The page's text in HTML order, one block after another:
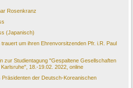
Rosenkranz
(Japanisch)
um ihren Ehrenvorsitzenden Pfr. i.R. Paul
zur Studientagung "Gespaltene Gesellschaften
18.-19.02. 2022, online
der Deutsch-Koreanischen